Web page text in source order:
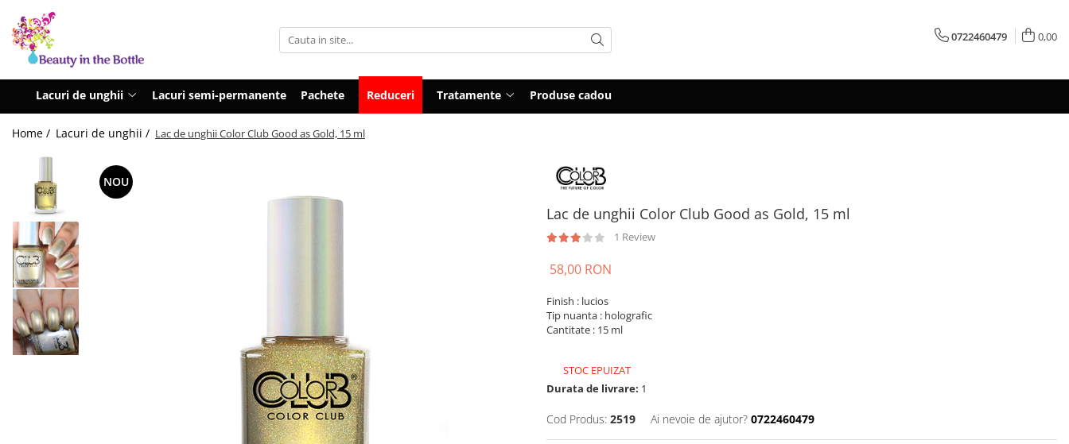
Lacuri de unghii
ILNP
Zoya
A England
MoYou
Cadillacquer
Cirque
Cuticula
Phoenix Indie
Tratamente
Top Coat
Ingrijire
Accesorii
0722460479 0,00
Lacuri de unghii Lacuri semi-permanente Pachete Reduceri Tratamente Produse cadou
Home / Lacuri de unghii / Lac de unghii Color Club Good as Gold, 15 ml
Lac de unghii Color Club Good as Gold, 15 ml
1 Review
NOU
58,00 RON
Finish : lucios
Tip nuanta : holografic
Cantitate : 15 ml
STOC EPUIZAT
Durata de livrare: 1
Cod Produs: 2519 Ai nevoie de ajutor? 0722460479